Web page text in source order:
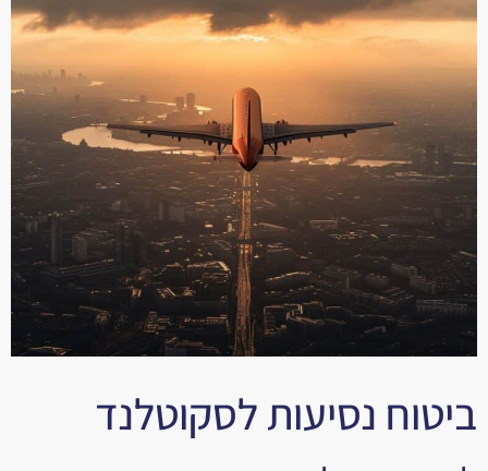
ביטוח נסיעות לסקוטלנד